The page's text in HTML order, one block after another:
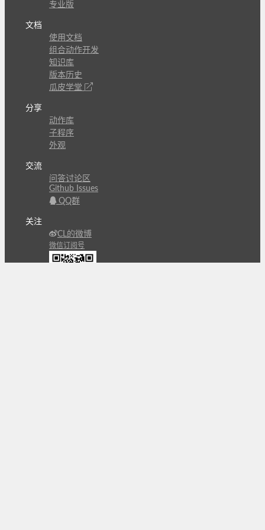
专业版
文档
使用文档
组合动作开发
知识库
版本历史
瓜皮学堂
分享
动作库
子程序
外观
交流
问答讨论区
Github Issues
QQ群
关注
CL的微博
微信订阅号